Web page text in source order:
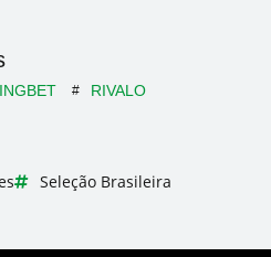
RIVALO
Seleção Brasileira